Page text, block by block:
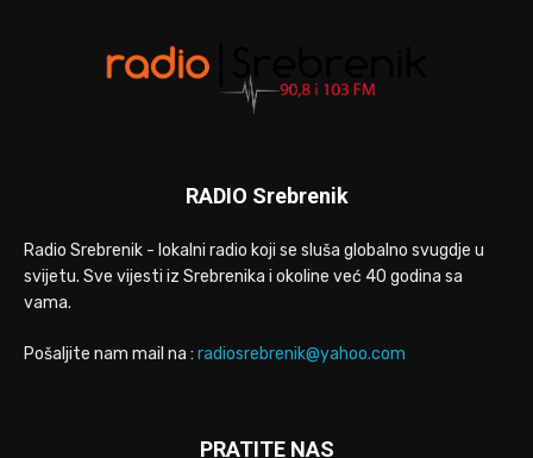
RADIO Srebrenik
Radio Srebrenik - lokalni radio koji se sluša globalno svugdje u
svijetu. Sve vijesti iz Srebrenika i okoline već 40 godina sa
vama.
Pošaljite nam mail na : radiosrebrenik@yahoo.com
PRATITE NAS